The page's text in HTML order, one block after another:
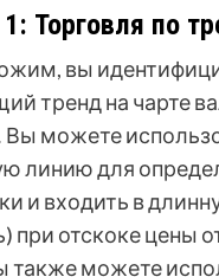
Торговля по
вы
тренд на чарте
Вы можете
линию для
и входить в
при отскоке цены
также можете